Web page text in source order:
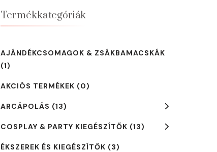
Termékkategóriák
AJÁNDÉKCSOMAGOK & ZSÁKBAMACSKÁK
(1)
AKCIÓS TERMÉKEK (0)
ARCÁPOLÁS (13)
COSPLAY & PARTY KIEGÉSZÍTŐK (13)
ÉKSZEREK ÉS KIEGÉSZÍTŐK (3)